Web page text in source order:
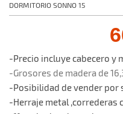
DORMITORIO SONNO 15
-Precio incluye cabecero y
-Grosores de madera de
-Posibilidad de vender por
-Herraje metal ,correderas